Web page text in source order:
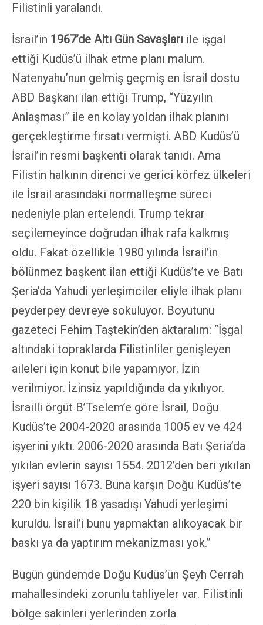
Filistinli yaralandı.
İsrail’in 1967’de Altı Gün Savaşları ile işgal
ettiği Kudüs’ü ilhak etme planı malum.
Natenyahu’nun gelmiş geçmiş en İsrail dostu
ABD Başkanı ilan ettiği Trump, “Yüzyılın
Anlaşması” ile en kolay yoldan ilhak planını
gerçekleştirme fırsatı vermişti. ABD Kudüs’ü
İsrail’in resmi başkenti olarak tanıdı. Ama
Filistin halkının direnci ve gerici körfez ülkeleri
ile İsrail arasındaki normalleşme süreci
nedeniyle plan ertelendi. Trump tekrar
seçilemeyince doğrudan ilhak rafa kalkmış
oldu. Fakat özellikle 1980 yılında İsrail’in
bölünmez başkent ilan ettiği Kudüs’te ve Batı
Şeria’da Yahudi yerleşimciler eliyle ilhak planı
peyderpey devreye sokuluyor. Boyutunu
gazeteci Fehim Taştekin’den aktaralım: “İşgal
altındaki topraklarda Filistinliler genişleyen
aileleri için konut bile yapamıyor. İzin
verilmiyor. İzinsiz yapıldığında da yıkılıyor.
İsrailli örgüt B’Tselem’e göre İsrail, Doğu
Kudüs’te 2004-2020 arasında 1005 ev ve 424
işyerini yıktı. 2006-2020 arasında Batı Şeria’da
yıkılan evlerin sayısı 1554. 2012’den beri yıkılan
işyeri sayısı 1673. Buna karşın Doğu Kudüs’te
220 bin kişilik 18 yasadışı Yahudi yerleşimi
kuruldu. İsrail’i bunu yapmaktan alıkoyacak bir
baskı ya da yaptırım mekanizması yok.”
Bugün gündemde Doğu Kudüs’ün Şeyh Cerrah
mahallesindeki zorunlu tahliyeler var. Filistinli
bölge sakinleri yerlerinden zorla